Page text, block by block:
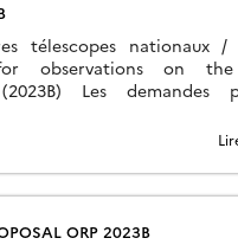
télescopes nationaux
observations on the
Les demandes
Mars 2023 au 27 Avril
semester 2023) are
to April 27th […]
ORP 2023B